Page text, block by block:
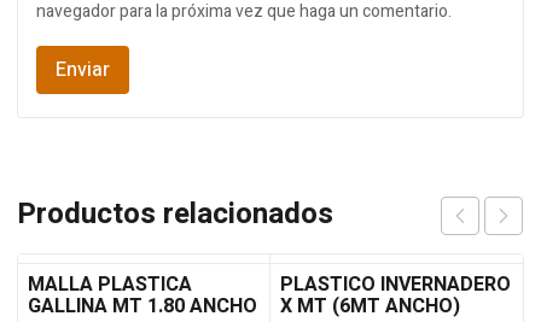
navegador para la próxima vez que haga un comentario.
Productos relacionados
MALLA PLASTICA
GALLINA MT 1.80 ANCHO
PLASTICO INVERNADERO
X MT (6MT ANCHO)